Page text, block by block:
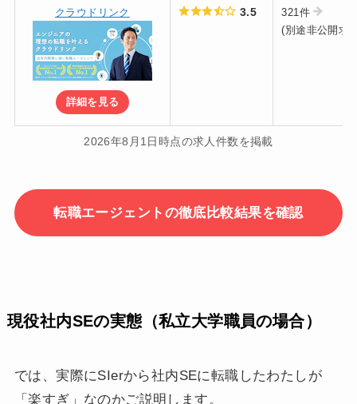
クラウドリンク
詳細を見る
3.5
321件
(別途非公開求
2026年8月1日時点の求人件数を掲載
転職エージェントの徹底比較結果を確認
現役社内SEの実態（私立大学職員の場合）
では、実際にSIerから社内SEに転職したわたしが
「楽すぎ」なのかご説明します。